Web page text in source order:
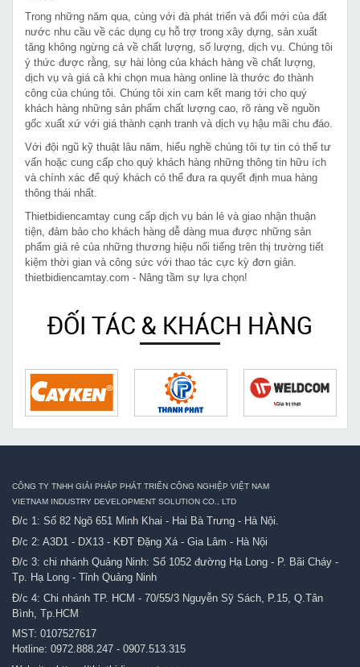
Trong những năm qua, cùng với đà phát triển và đổi mới của đất
nước nhu cầu về các dụng cụ hỗ trợ trong xây dựng, sản xuất
tăng không ngừng cả về chất lượng, số lượng, dịch vụ. Chúng tôi
ý thức được rằng, sự hài lòng của khách hàng về chất lượng,
dịch vụ và giá cả khi chọn mua hàng online là thước đo thành
công của chúng tôi. Chúng tôi xin cam kết mang tới cho quý
khách hàng những sản phẩm chất lượng cao, rõ ràng về nguồn
gốc xuất xứ với giá thành cạnh tranh và dịch vụ hậu mãi chu đáo.
Với đội ngũ kỹ thuật lâu năm, hiểu nghề chúng tôi tự tin có thể tư
vấn hoặc cung cấp cho quý khách hàng những thông tin hữu ích
và chính xác để quý khách có thể đưa ra quyết định mua hàng
thông thái nhất.
Thietbidiencamtay cung cấp dịch vụ bán lẻ và giao nhận thuận
tiện, đảm bảo cho khách hàng dễ dàng mua được những sản
phẩm giá rẻ của những thương hiệu nổi tiếng trên thị trường tiết
kiệm thời gian và công sức với thao tác cực kỳ đơn giản.
thietbidiencamtay.com - Nâng tầm sự lựa chọn!
ĐỐI TÁC & KHÁCH HÀNG
CÔNG TY TNHH GIẢI PHÁP PHÁT TRIỂN CÔNG NGHIỆP VIỆT NAM
VIETNAM INDUSTRY DEVELOPMENT SOLUTION CO., LTD
Đ/c 1: Số 82 Ngõ 651 Minh Khai - Hai Bà Trưng - Hà Nội.
Đ/c 2: A3D1 - DX13 - KĐT Đặng Xá - Gia Lâm - Hà Nội
Đ/c 3: chi nhánh Quảng Ninh: Số 1052 đường Hạ Long - P. Bãi Cháy -
Tp. Hạ Long - Tỉnh Quảng Ninh
Đ/c 4: Chi nhánh TP. HCM - 70/55/3 Nguyễn Sỹ Sách, P.15, Q.Tân
Bình, Tp.HCM
MST: 0107527617
Hotline: 0972.888.247 - 0907.513.315